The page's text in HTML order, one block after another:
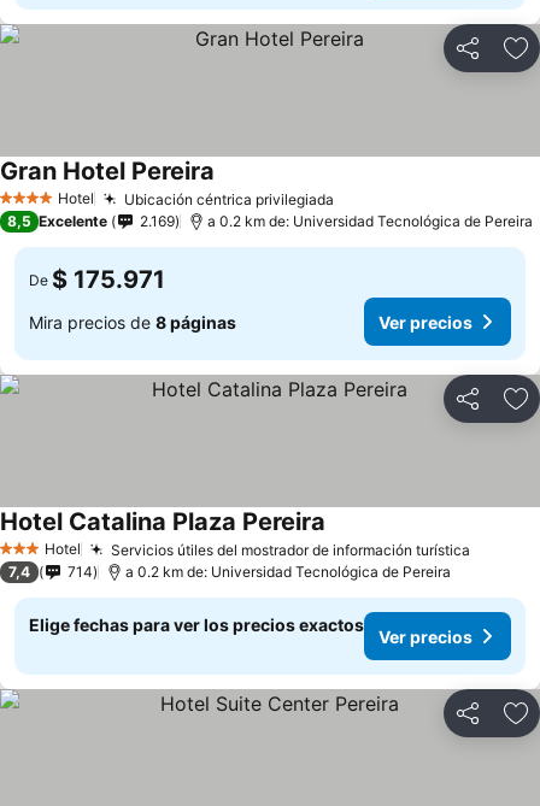
Compartir
4 EstrellasHotel Ubicación céntrica privilegiada
Gran Hotel Pereira
8,5 Excelente 2.169 a 0.2 km de: Universidad Tecnológica de Pereira
De $ 175.971
Mira precios de 8 páginas Ver precios
Compartir
3 Estrellas
Hotel Servicios útiles del mostrador de información turística
Hotel Catalina Plaza Pereira
7,4 714 a 0.2 km de: Universidad Tecnológica de Pereira
Elige fechas para ver los precios exactos
Ver precios
Compartir